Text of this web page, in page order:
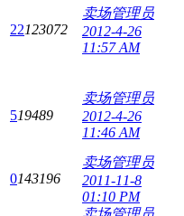
22123072
卖场管理员
2012-4-26
11:57 AM
519489
卖场管理员
2012-4-26
11:46 AM
0143196
卖场管理员
2011-11-8
01:10 PM